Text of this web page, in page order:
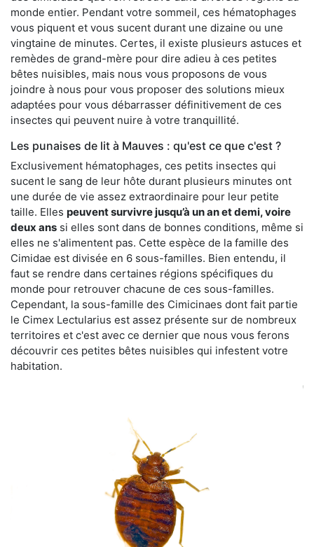
monde entier. Pendant votre sommeil, ces hématophages
vous piquent et vous sucent durant une dizaine ou une
vingtaine de minutes. Certes, il existe plusieurs astuces et
remèdes de grand-mère pour dire adieu à ces petites
bêtes nuisibles, mais nous vous proposons de vous
joindre à nous pour vous proposer des solutions mieux
adaptées pour vous débarrasser définitivement de ces
insectes qui peuvent nuire à votre tranquillité.
Les punaises de lit à Mauves : qu'est ce que c'est ?
Exclusivement hématophages, ces petits insectes qui
sucent le sang de leur hôte durant plusieurs minutes ont
une durée de vie assez extraordinaire pour leur petite
taille. Elles peuvent survivre jusqu’à un an et demi, voire
deux ans si elles sont dans de bonnes conditions, même si
elles ne s'alimentent pas. Cette espèce de la famille des
Cimidae est divisée en 6 sous-familles. Bien entendu, il
faut se rendre dans certaines régions spécifiques du
monde pour retrouver chacune de ces sous-familles.
Cependant, la sous-famille des Cimicinaes dont fait partie
le Cimex Lectularius est assez présente sur de nombreux
territoires et c'est avec ce dernier que nous vous ferons
découvrir ces petites bêtes nuisibles qui infestent votre
habitation.